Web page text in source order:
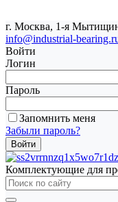
г. Москва, 1-я
info@industrial-
Войти
Логин
Пароль
Запомнить меня
Забыли пароль?
Комплектующие для